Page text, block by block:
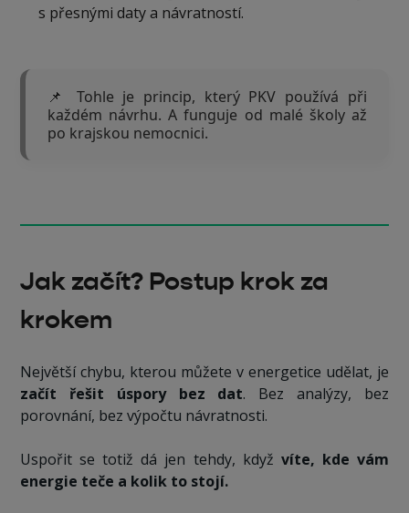
s přesnými daty a návratností.
📌 Tohle je princip, který PKV používá při
každém návrhu. A funguje od malé školy až
po krajskou nemocnici.
‍Jak začít? Postup krok za
krokem
Největší chybu, kterou můžete v energetice udělat, je
začít řešit úspory bez dat. Bez analýzy, bez
porovnání, bez výpočtu návratnosti.
Uspořit se totiž dá jen tehdy, když víte, kde vám
energie teče a kolik to stojí.